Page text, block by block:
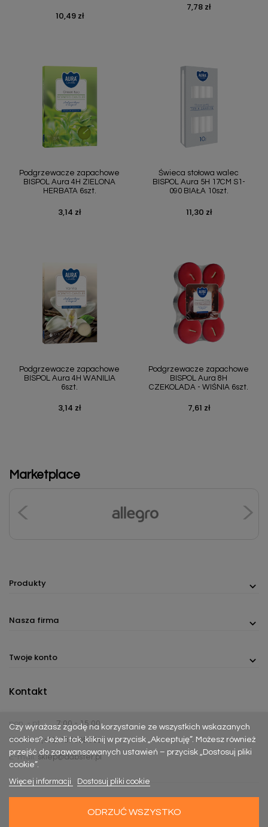
Cena
10,49 zł
Cena
7,78 zł
Podgrzewacze zapachowe
BISPOL Aura 4H ZIELONA
HERBATA 6szt.
Cena
3,14 zł
Świeca stołowa walec
BISPOL Aura 5H 17CM S1-
090 BIAŁA 10szt.
Cena
11,30 zł
Podgrzewacze zapachowe
BISPOL Aura 4H WANILIA
6szt.
Cena
3,14 zł
Podgrzewacze zapachowe
BISPOL Aura 8H
CZEKOLADA - WIŚNIA 6szt.
Cena
7,61 zł
Marketplace
Produkty
Nasza firma
Twoje konto
Czy wyrażasz zgodę na korzystanie ze wszystkich wskazanych
cookies? Jeżeli tak, kliknij w przycisk „Akceptuję”. Możesz również
przejść do zaawansowanych ustawień – przycisk „Dostosuj pliki
cookie”.
Więcej informacji
Dostosuj pliki cookie
ODRZUĆ WSZYSTKO
Kontakt
pon. - pt.
7:00 - 15:00
Telefon:(+48) 737 305 306
E-mail: sklep@dabster.pl